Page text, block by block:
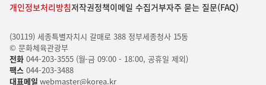
개인정보처리방침저작권정책이메일 수집거부자주 묻는 질문(FAQ)
(30119) 세종특별자치시 갈매로 388 정부세종청사 15동
© 문화체육관광부
전화044-203-3555 (월-금 09:00 - 18:00, 공휴일 제외)
팩스 044-203-3488
대표메일 webmaster@korea.kr